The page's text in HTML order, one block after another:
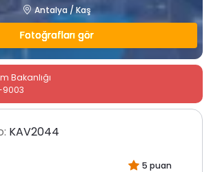
Antalya / Kaş
Fotoğrafları gör
Bakanlığı
9003
KAV2044
5 puan